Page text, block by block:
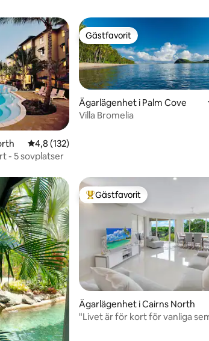
4,8 av 5 i genomsnittligt betyg, 132
4,8 (132)
- 5 sovplatser
Gästfavorit
Gästfavorit
Ägarlägenhet i Palm Cove
Villa Bromelia
Populär gästfavorit
Gästfavorit
Ägarlägenhet i Cairns North
"Livet är för kort för vanliga